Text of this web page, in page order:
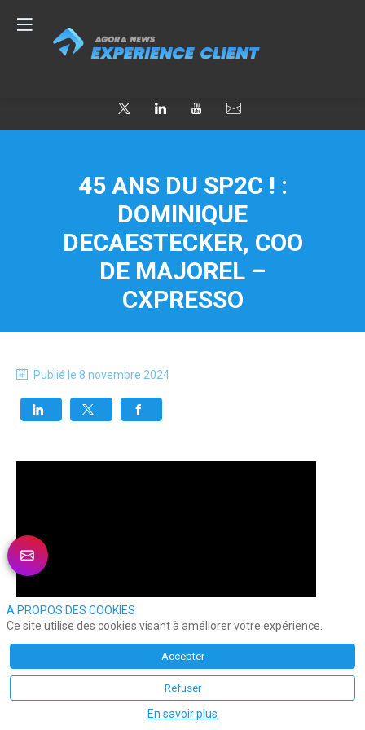
45 ANS DU SP2C ! :
DOMINIQUE
DECAESTECKER, COO
DE MAJOREL –
CXPRESSO
Publié le 8 novembre 2024
A PROPOS DES COOKIES
Ce site utilise des cookies visant à améliorer votre expérience.
Accepter
Refuser
En savoir plus